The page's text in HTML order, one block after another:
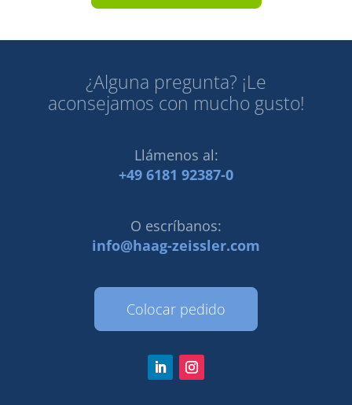
¿Alguna pregunta? ¡Le
aconsejamos con mucho gusto!
Llámenos al:
+49 6181 92387-0
O escríbanos:
info@haag-zeissler.com
Colocar pedido